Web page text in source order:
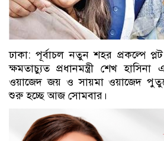
ঢাকা: পূর্বাচল নতুন শহর প্রকল্পে
ক্ষমতাচ্যুত প্রধানমন্ত্রী শেখ
ওয়াজেদ জয় ও সায়মা ওয়াজেদ
শুরু হচ্ছে আজ সোমবার।